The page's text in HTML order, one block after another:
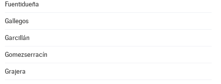
Fuentidueña
Gallegos
Garcillán
Gomezserracín
Grajera